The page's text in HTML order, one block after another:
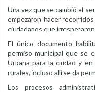
Una vez que se cambió el
empezaron hacer
ciudadanos que
El único documento
permiso municipal que se
Urbana para la ciudad y
rurales, incluso allí se da
Los procesos